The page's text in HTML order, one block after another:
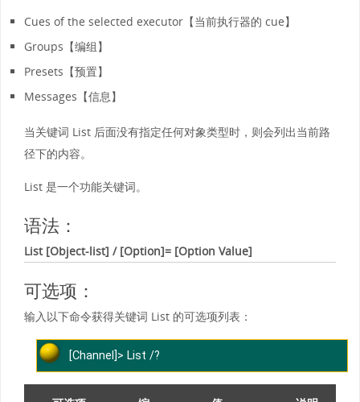
Cues of the selected executor【当前执行器的 cue】
Groups【编组】
Presets【预置】
Messages【信息】
当关键词 List 后面没有指定任何对象类型时，则会列出当前路
径下的内容。
List 是一个功能关键词。
语法：
List [Object-list] / [Option]= [Option Value]
可选项：
输入以下命令获得关键词 List 的可选项列表：
[Channel]> List /?